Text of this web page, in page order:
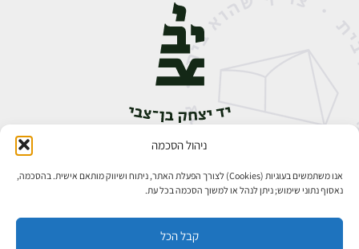
ניהול הסכמה
אנו משתמשים בעוגיות (Cookies) לצורך הפעלת האתר, ניתוח ושיווק מותאם אישית. בהסכמה,
נאסוף נתוני שימוש; ניתן לנהל או למשוך הסכמה בכל עת.
קבל הכל
אבן גבירול 14, רחביה, ירושלים